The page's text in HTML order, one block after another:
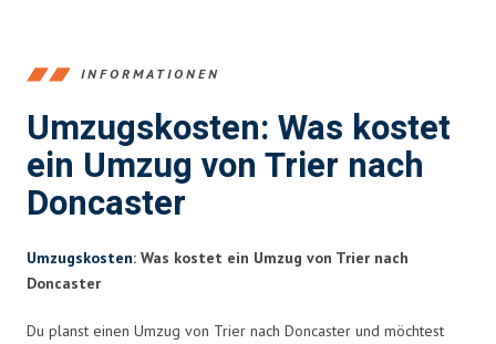
INFORMATIONEN
Umzugskosten: Was kostet
ein Umzug von Trier nach
Doncaster
Umzugskosten: Was kostet ein Umzug von Trier nach
Doncaster
Du planst einen Umzug von Trier nach Doncaster und möchtest